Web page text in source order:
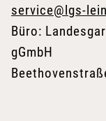
service@lgs-
Büro:
gGmbH